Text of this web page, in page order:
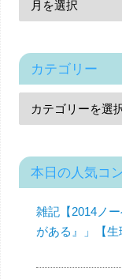
カテゴリー
本日の人気コ
雑記【2014ノ
がある』」【生